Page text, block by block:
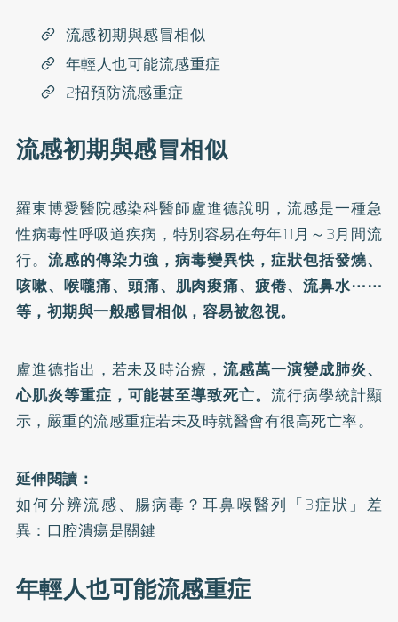
流感初期與感冒相似
年輕人也可能流感重症
2招預防流感重症
流感初期與感冒相似
羅東博愛醫院感染科醫師盧進德說明， 流感是一種急
性病毒性呼吸道疾病，特別容易在每年11月～3月間流
行。 流感的傳染力強，病毒變異快，症狀包括發燒、
咳嗽、喉嚨痛、頭痛、肌肉痠痛、疲倦、流鼻水⋯⋯
等，初期與一般感冒相似，容易被忽視。
盧進德指出，若未及時治療，流感萬一演變成肺炎、
心肌炎等重症，可能甚至導致死亡。 流行病學統計顯
示，嚴重的流感重症若未及時就醫會有很高死亡率。
延伸閱讀：
如何分辨流感、腸病毒？耳鼻喉醫列「3症狀」差
異：口腔潰瘍是關鍵
年輕人也可能流感重症